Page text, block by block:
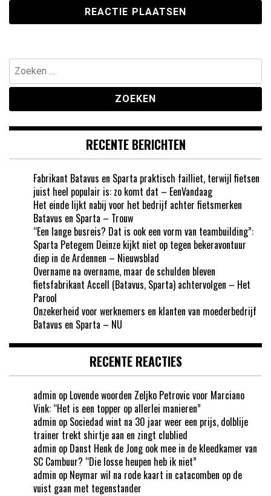
Zoeken
naar:
RECENTE BERICHTEN
Fabrikant Batavus en Sparta praktisch failliet, terwijl fietsen
juist heel populair is: zo komt dat – EenVandaag
Het einde lijkt nabij voor het bedrijf achter fietsmerken
Batavus en Sparta – Trouw
“Een lange busreis? Dat is ook een vorm van teambuilding”:
Sparta Petegem Deinze kijkt niet op tegen bekeravontuur
diep in de Ardennen – Nieuwsblad
Overname na overname, maar de schulden bleven
fietsfabrikant Accell (Batavus, Sparta) achtervolgen – Het
Parool
Onzekerheid voor werknemers en klanten van moederbedrijf
Batavus en Sparta – NU
RECENTE REACTIES
admin op Lovende woorden Zeljko Petrovic voor Marciano
Vink: “Het is een topper op allerlei manieren”
admin op Sociedad wint na 30 jaar weer een prijs, dolblije
trainer trekt shirtje aan en zingt clublied
admin op Danst Henk de Jong ook mee in de kleedkamer van
SC Cambuur? “Die losse heupen heb ik niet”
admin op Neymar wil na rode kaart in catacomben op de
vuist gaan met tegenstander